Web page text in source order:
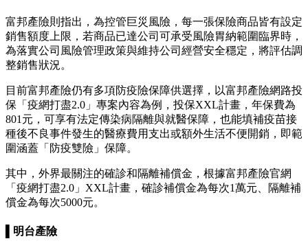
富邦產險則指出，為控管巨災風險，每一張保險商品皆有設定
銷售額度上限，若商品已達公司可承受風險胃納範圍臨界時，
為落實公司風險管理政策與維持公司經營安全穩定，將評估調
整銷售狀況。
目前富邦產險仍有多項防疫險保障供選擇，以富邦產險網路投
保「疫網打盡2.0」專案內容為例，投保XXL計畫，年保費為
801元，可享有法定傳染病隔離與就醫保障，也能填補疫苗接
種後不良事件發生的醫療費用支出或額外生活不便開銷，即範
圍涵蓋「防疫雙險」保障。
其中，外界最關注的確診和隔離補償金，根據富邦產險官網
「疫網打盡2.0」XXL計畫，確診補償金為每次1萬元、隔離補
償金為每次5000元。
▌明台產險